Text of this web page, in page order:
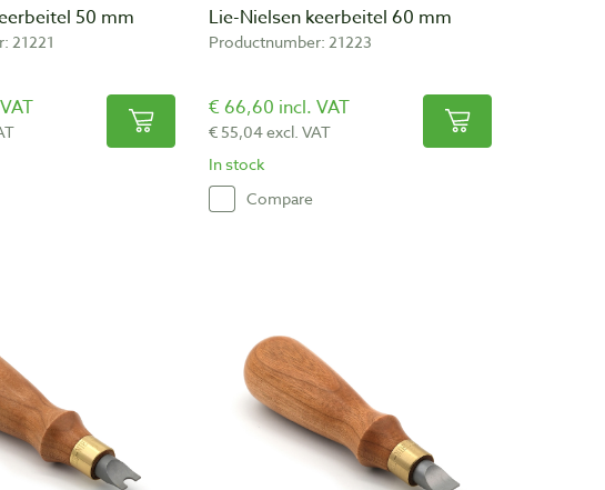
50 mm
21221
Lie-Nielsen keerbeitel 60 mm
Productnumber: 21223
€ 66,60 incl. VAT
€ 55,04 excl. VAT
In stock
Compare